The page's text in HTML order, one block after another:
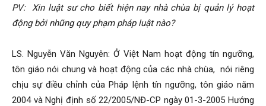
PV:
Xin luật sư cho biết hiện nay nhà chùa bị quản lý hoạt
động bởi những quy phạm pháp luật nào?
LS. Nguyễn Văn Nguyên: Ở Việt Nam hoạt động tín ngưỡng,
tôn giáo nói chung và hoạt động của các nhà chùa, nói riêng
chịu sự điều chỉnh của Pháp lệnh tín ngưỡng, tôn giáo năm
2004 và Nghị định số 22/2005/NĐ-CP ngày 01-3-2005 Hướng